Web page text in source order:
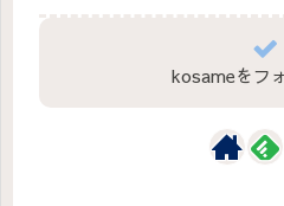
kosameをフ